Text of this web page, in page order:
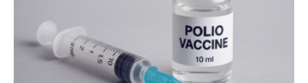
Hertie-Institut für klinische Hirnforschung am
Universitätsklinikum Tübingen haben eine solche
Schwachstelle im Erbgut einer Untergruppe des
Medulloblastoms gefunden. Die Wilhelm Sander-
Stiftung unterstützte das Projekt…